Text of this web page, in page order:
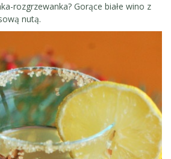
rozgrzewanka? Gorące białe wino z
nutą.